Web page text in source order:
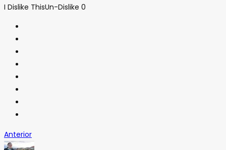
I Dislike ThisUn-Dislike 0
Anterior